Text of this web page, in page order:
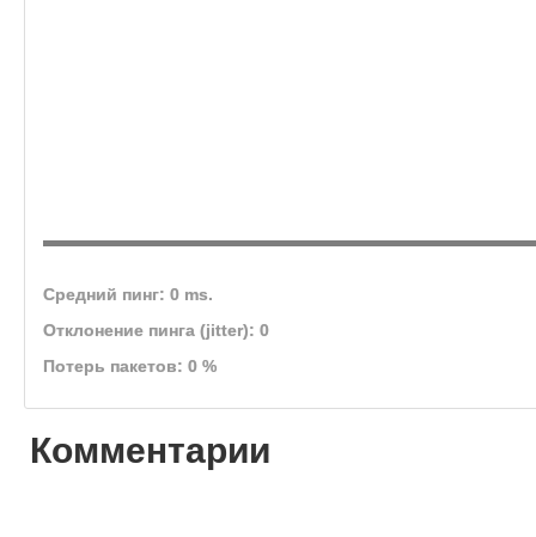
Средний пинг: 0 ms.
Отклонение пинга (jitter): 0
Потерь пакетов: 0 %
Комментарии